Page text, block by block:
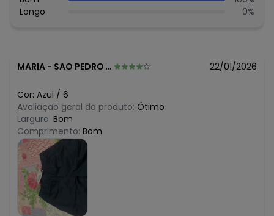
fevereiro/2026 R$ 46,3
Longo
0%
MARIA - SAO PEDRO DA ALDEIA - RJ 22/01/2026
Cor: Azul / 6
Avaliação geral do produto: Ótimo
Largura: Bom
Comprimento: Bom